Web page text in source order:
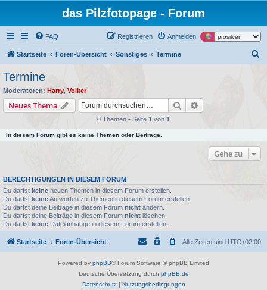
das Pilzfotopage - Forum
FAQ Anmelden
Registrieren
Startseite Foren-Übersicht Sonstiges Termine
Termine
Moderatoren: Harry Volker
Neues Thema Suche
0 Themen • Seite 1 von 1
In diesem Forum gibt es keine Themen oder Beiträge.
Gehe zu
BERECHTIGUNGEN IN DIESEM FORUM
Du darfst keine neuen Themen in diesem Forum erstellen.
Du darfst keineAntworten zu Themen in diesem Forum erstellen.
Du darfst deine Beiträge in diesem Forum nicht ändern.
Du darfst deine Beiträge in diesem Forum nicht löschen.
Du darfst keine Dateianhänge in diesem Forum erstellen.
Startseite Foren-Übersicht Alle Zeiten sind UTC+02:00
Powered by phpBB® Forum Software © phpBB Limited
Deutsche Übersetzung durch phpBB.de
Datenschutz| Nutzungsbedingungen